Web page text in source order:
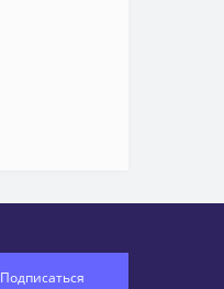
Подписаться